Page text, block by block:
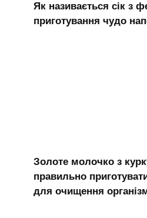
Як називається сік з
приготування чудо
Золоте молочко з
правильно
для очищення